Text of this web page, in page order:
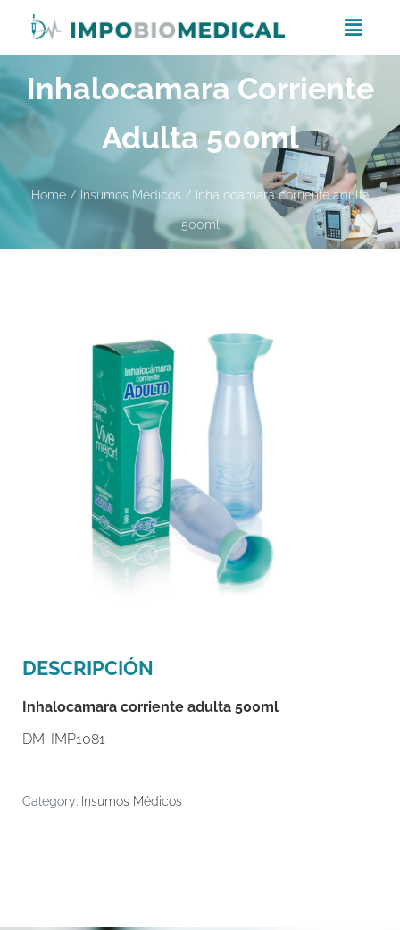
Inhalocamara Corriente
Adulta 500ml
Home/ Insumos Médicos / Inhalocamara corriente adulta
500ml
DESCRIPCIÓN
Inhalocamara corriente adulta 500ml
DM-IMP1081
Category: Insumos Médicos